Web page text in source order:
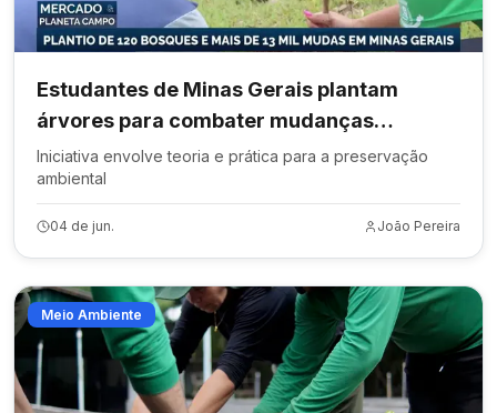
Estudantes de Minas Gerais plantam
árvores para combater mudanças
climáticas
Iniciativa envolve teoria e prática para a preservação
ambiental
04 de jun. João Pereira
Meio Ambiente